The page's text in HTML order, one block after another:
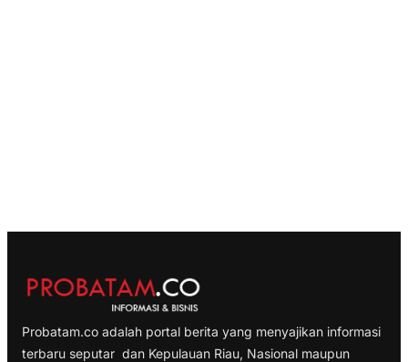
Probatam.co adalah portal berita yang menyajikan informasi
terbaru seputar dan Kepulauan Riau, Nasional maupun